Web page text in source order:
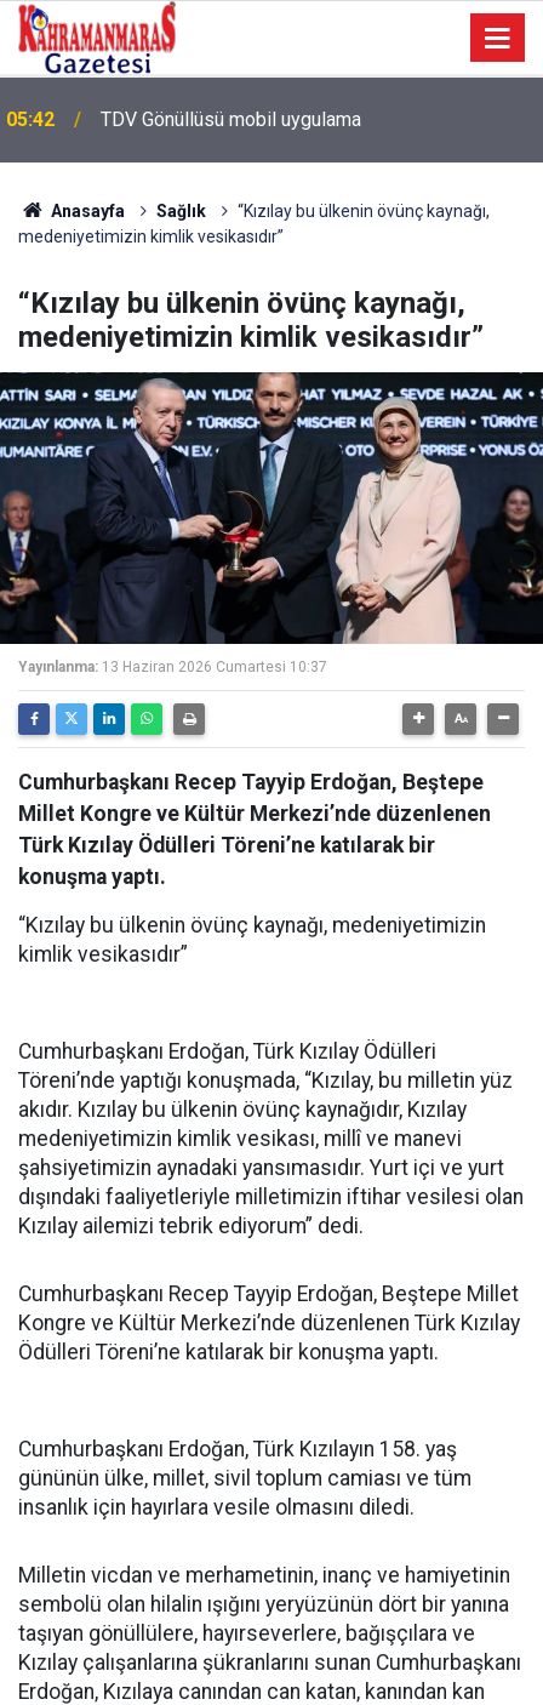
05:42 TDV Gönüllüsü mobil uygulama
Anasayfa Sağlık
“Kızılay bu ülkenin övünç kaynağı,
medeniyetimizin kimlik vesikasıdır”
“Kızılay bu ülkenin övünç kaynağı,
medeniyetimizin kimlik vesikasıdır”
Yayınlanma: 13 Haziran 2026 Cumartesi 10:37
Cumhurbaşkanı Recep Tayyip Erdoğan, Beştepe
Millet Kongre ve Kültür Merkezi’nde düzenlenen
Türk Kızılay Ödülleri Töreni’ne katılarak bir
konuşma yaptı.
“Kızılay bu ülkenin övünç kaynağı, medeniyetimizin
kimlik vesikasıdır”
Cumhurbaşkanı Erdoğan, Türk Kızılay Ödülleri
Töreni’nde yaptığı konuşmada, “Kızılay, bu milletin yüz
akıdır. Kızılay bu ülkenin övünç kaynağıdır, Kızılay
medeniyetimizin kimlik vesikası, millî ve manevi
şahsiyetimizin aynadaki yansımasıdır. Yurt içi ve yurt
dışındaki faaliyetleriyle milletimizin iftihar vesilesi olan
Kızılay ailemizi tebrik ediyorum” dedi.
Cumhurbaşkanı Recep Tayyip Erdoğan, Beştepe Millet
Kongre ve Kültür Merkezi’nde düzenlenen Türk Kızılay
Ödülleri Töreni’ne katılarak bir konuşma yaptı.
Cumhurbaşkanı Erdoğan, Türk Kızılayın 158. yaş
gününün ülke, millet, sivil toplum camiası ve tüm
insanlık için hayırlara vesile olmasını diledi.
Milletin vicdan ve merhametinin, inanç ve hamiyetinin
sembolü olan hilalin ışığını yeryüzünün dört bir yanına
taşıyan gönüllülere, hayırseverlere, bağışçılara ve
Kızılay çalışanlarına şükranlarını sunan Cumhurbaşkanı
Erdoğan, Kızılaya canından can katan, kanından kan